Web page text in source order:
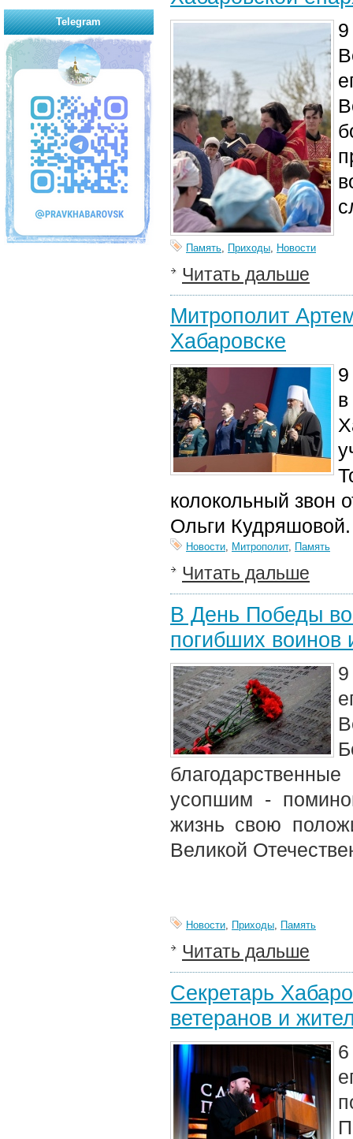
Память, Приходы, Новости
Читать дальше
Митрополит
Хабаровске
колокольный звон
Ольги Кудряшовой.
Новости, Митрополит, Память
Читать дальше
В День Победы во
погибших воинов
усопшим -
жизнь свою
Великой
Новости, Приходы, Память
Читать дальше
Секретарь
ветеранов и
Telegram